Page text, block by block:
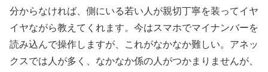
分からなければ、側にいる若い人が親切丁寧を装ってイヤ
イヤながら教えてくれます。今はスマホでマイナンバーを
読み込んで操作しますが、これがなかなか難しい。アネッ
クスでは人が多く、なかなか係の人がつかまりませんが、